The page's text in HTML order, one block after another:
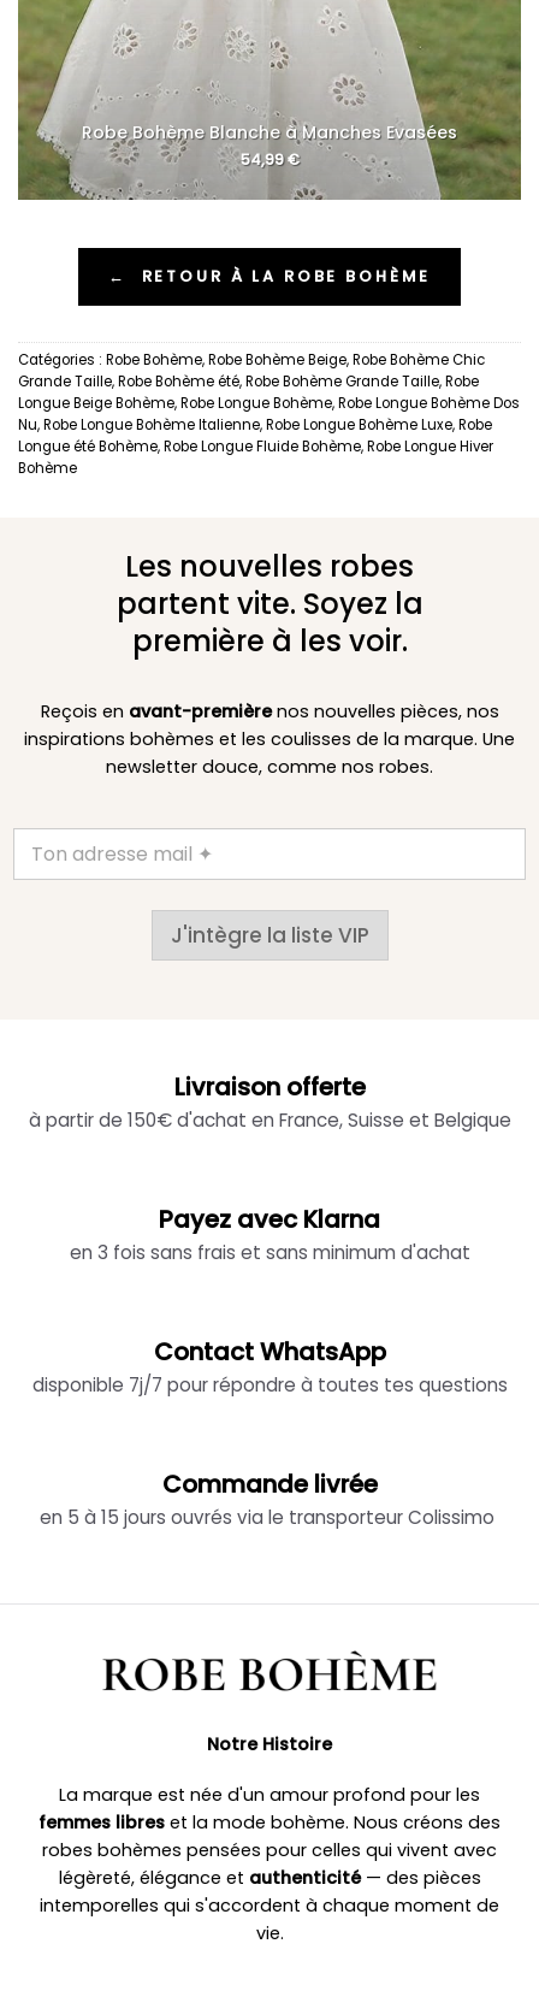
Robe Bohème Blanche à Manches Evasées
54,99€
← RETOUR À LA ROBE BOHÈME
Catégories : Robe Bohème,Robe Bohème Beige,Robe Bohème Chic
Grande Taille,Robe Bohème été,Robe Bohème Grande Taille,Robe
Longue Beige Bohème,Robe Longue Bohème,Robe Longue Bohème Dos
Nu,Robe Longue Bohème Italienne,Robe Longue Bohème Luxe,Robe
Longue été Bohème,Robe Longue Fluide Bohème,Robe Longue Hiver
Bohème
Les nouvelles robes
partent vite. Soyez la
première à les voir.
Reçois en avant-premièrenos nouvelles pièces, nos
inspirations bohèmes et les coulisses de la marque. Une
newsletter douce, comme nos robes.
J'intègre la liste VIP
Livraison offerte
à partir de 150€ d'achat en France, Suisse et Belgique
Payez avec Klarna
en 3 fois sans frais et sans minimum d'achat
Contact WhatsApp
disponible 7j/7 pour répondre à toutes tes questions
Commande livrée
en 5 à 15 jours ouvrés via le transporteur Colissimo
Notre Histoire
La marque est née d'un amour profond pour les
femmes libres et la mode bohème. Nous créons des
robes bohèmes pensées pour celles qui vivent avec
légèreté, élégance et authenticité— des pièces
intemporelles qui s'accordent à chaque moment de
vie.